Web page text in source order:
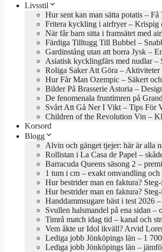
Livsstil
Hur sent kan man sätta potatis –
Fritera kyckling i airfryer – Krispig
När får barn sitta i framsätet med
Färdiga Tilltugg Till Bubbel –
Gardinstång utan att borra Jysk –
Asiatisk kycklingfärs med nudlar –
Roliga Saker Att Göra – Aktiviteter
Hur Får Man Ozempic – Säkert
Bilder På Brasserie Astoria –
De fenomenala fruntimren på
Svårt Att Gå Ner I Vikt – Tips För
Children of the Revolution Vin –
Korsord
Blogg
Alvin och gänget tjejer: här är alla
Rollistan i La Casa de Papel –
Barracuda Queens säsong 2 –
1 tum i cm – exakt omvandling och
Hur bestrider man en faktura?
Hur bestrider man en faktura?
Handdammsugare bäst i test 2026
Svullen halsmandel på ena sidan –
Timrå match idag tid – kanal och
Vem åkte ur Idol ikväll? Arvid
Lediga jobb Jönköpings län – 1
Lediga jobb Jönköpings län –